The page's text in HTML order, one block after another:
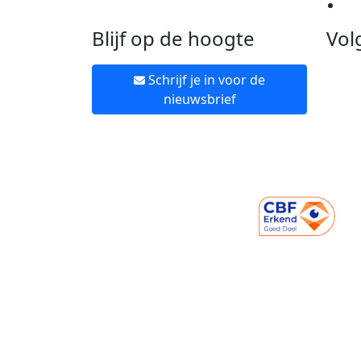
Blijf op de hoogte
Schrijf je in voor de
nieuwsbrief